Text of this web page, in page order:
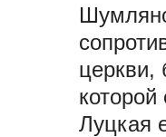
церкви,
Луцкая